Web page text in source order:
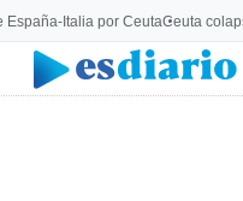
España-Italia por CeutaCeuta